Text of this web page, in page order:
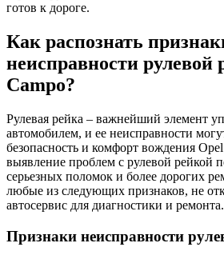
готов к дороге.
Как распознать
неисправности рулевой
Campo?
Рулевая рейка – важнейший элемент
автомобилем, и ее неисправности
безопасность и комфорт вождения
выявление проблем с рулевой рейкой
серьезных поломок и более дорогих
любые из следующих признаков, не
автосервис для диагностики и ремонта.
Признаки неисправности